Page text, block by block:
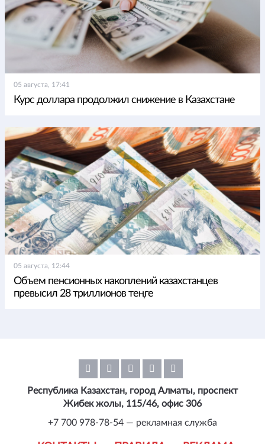
05 августа, 17:41
Курс доллара продолжил снижение в Казахстане
05 августа, 12:44
Объем пенсионных накоплений казахстанцев
превысил 28 триллионов теңге
Республика Казахстан, город Алматы, проспект
Жибек жолы, 115/46, офис 306
+7 700 978-78-54 — рекламная служба